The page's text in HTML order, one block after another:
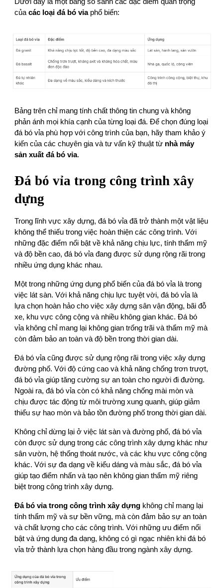
củacác loại đá bó vỉaphổ biến:
Bảng trên chỉ mang tính chất thông tin chung và không
phản ánh mọi khía cạnh của từng loại đá. Để chọn đúng loại
đá bó vỉa phù hợp với công trình của bạn, hãy tham khảo ý
kiến của các chuyên gia và tư vấn kỹ thuật từ nhà máy
sản xuất đá bó vỉa.
Đá bó vỉa trong công trình xây
dựng
Trong lĩnh vực xây dựng, đá bó vỉa đã trở thành một vật liệu
không thể thiếu trong việc hoàn thiện các công trình. Với
những đặc điểm nổi bật về khả năng chịu lực, tính thẩm mỹ
và độ bền cao, đá bó vỉa đang được sử dụng rộng rãi trong
nhiều ứng dụng khác nhau.
Một trong những ứng dụng phổ biến của đá bó vỉa là trong
việc lát sàn. Với khả năng chịu lực tuyệt vời, đá bó vỉa là
lựa chọn hoàn hảo cho việc xây dựng sân vận động, bãi đỗ
xe, khu vực công cộng và nhiều không gian khác. Đá bó
vỉa không chỉ mang lại không gian trống trãi và thẩm mỹ mà
còn đảm bảo an toàn và độ bền trong thời gian dài.
Đá bó vỉa cũng được sử dụng rộng rãi trong việc xây dựng
đường phố. Với độ cứng cao và khả năng chống trơn trượt,
đá bó vỉa giúp tăng cường sự an toàn cho người đi đường.
Ngoài ra, đá bó vỉa còn có khả năng chống mài mòn và
chịu được tác động từ môi trường xung quanh, giúp giảm
thiểu sự hao mòn và bảo tồn đường phố trong thời gian dài.
Không chỉ dừng lại ở việc lát sàn và đường phố, đá bó vỉa
còn được sử dụng trong các công trình xây dựng khác như
sân vườn, hệ thống thoát nước, và các khu vực công cộng
khác. Với sự đa dạng về kiểu dáng và màu sắc, đá bó vỉa
giúp tạo điểm nhấn và tạo nên không gian thẩm mỹ riêng
biệt trong công trình xây dựng.
Đá bó vỉa trong công trình xây dựng không chỉ mang lại
tính thẩm mỹ và sự bền vững, mà còn đảm bảo sự an toàn
và chất lượng cho các công trình. Với những ưu điểm nổi
bật và ứng dụng đa dạng, không có gì ngạc nhiên khi đá bó
vỉa trở thành lựa chọn hàng đầu trong ngành xây dựng.